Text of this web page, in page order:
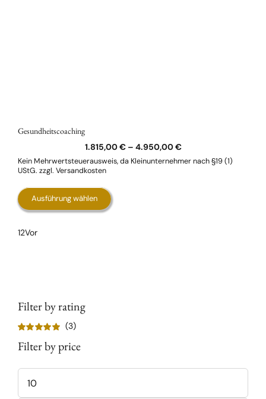
Gesundheitscoaching
1.815,00€– 4.950,00€
Kein Mehrwertsteuerausweis, da Kleinunternehmer nach §19 (1)
UStG. zzgl. Versandkosten
Ausführung wählen
Dieses
Produkt
werden
12Vor
Filter by rating
mit 5von 5
(3)
Filter by price
Min.
Preis